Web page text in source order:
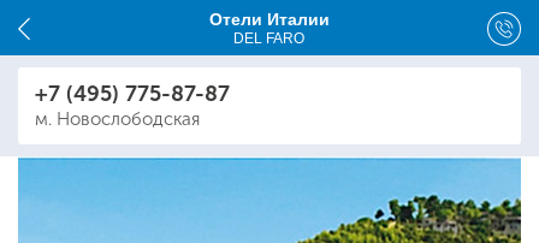
Отели Италии
DEL FARO
+7 (495) 775-87-87
м. Новослободская